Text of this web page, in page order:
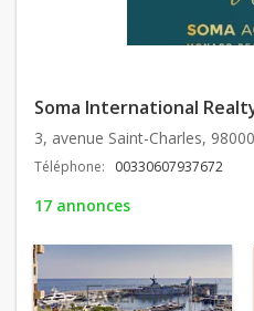
Soma International
3, avenue Saint-Charles,
Téléphone: 00330607937672
17 annonces